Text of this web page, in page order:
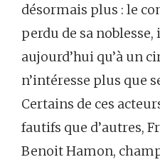
désormais plus : le
perdu de sa noblesse,
aujourd’hui qu’à un
n’intéresse plus que
Certains de ces
fautifs que d’autres,
Benoit Hamon,